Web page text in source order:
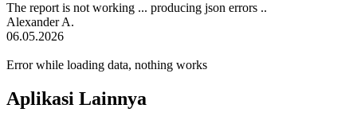
The report is not working ... producing json errors ..
Alexander A.
06.05.2026
Error while loading data, nothing works
Aplikasi Lainnya